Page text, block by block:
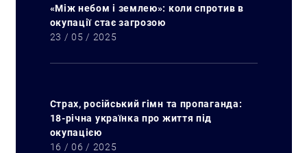
«Між небом і землею»: коли спротив в
окупації стає загрозою
23 / 05 / 2025
Страх, російський гімн та пропаганда:
18-річна українка про життя під
окупацією
16 / 06 / 2025